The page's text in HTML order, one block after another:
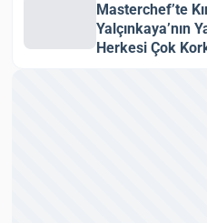
Masterchef’te
Yalçınkaya’nın
Herkesi Çok